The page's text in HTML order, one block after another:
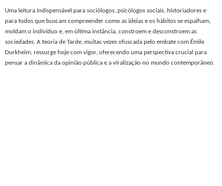
Uma leitura indispensável para sociólogos, psicólogos sociais, historiadores e
para todos que buscam compreender como as ideias e os hábitos se espalham,
moldam o indivíduo e, em última instância, constroem e desconstroem as
sociedades. A teoria de Tarde, muitas vezes ofuscada pelo embate com Émile
Durkheim, ressurge hoje com vigor, oferecendo uma perspectiva crucial para
pensar a dinâmica da opinião pública e a viralização no mundo contemporâneo.